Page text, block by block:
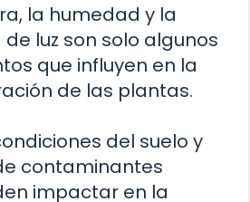
la humedad y la
luz son solo algunos
que influyen en la
de las plantas.
del suelo y
contaminantes
impactar en la